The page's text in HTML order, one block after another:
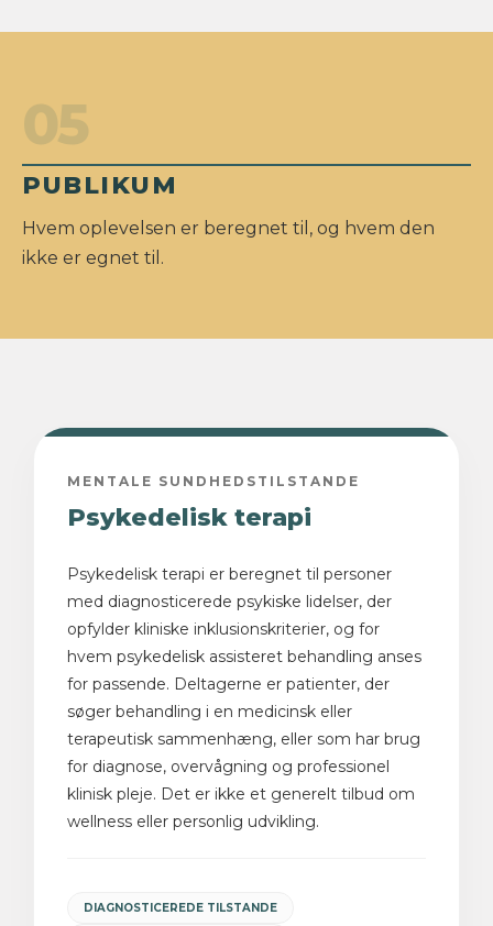
05
PUBLIKUM
Hvem oplevelsen er beregnet til, og hvem den
ikke er egnet til.
MENTALE SUNDHEDSTILSTANDE
Psykedelisk terapi
Psykedelisk terapi er beregnet til personer
med diagnosticerede psykiske lidelser, der
opfylder kliniske inklusionskriterier, og for
hvem psykedelisk assisteret behandling anses
for passende. Deltagerne er patienter, der
søger behandling i en medicinsk eller
terapeutisk sammenhæng, eller som har brug
for diagnose, overvågning og professionel
klinisk pleje. Det er ikke et generelt tilbud om
wellness eller personlig udvikling.
DIAGNOSTICEREDE TILSTANDE